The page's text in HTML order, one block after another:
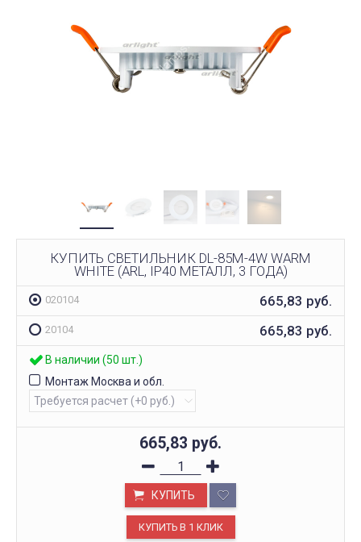
КУПИТЬ СВЕТИЛЬНИК DL-85M-4W WARM
WHITE (ARL, IP40 МЕТАЛЛ, 3 ГОДА)
020104 665,83 руб.
20104 665,83 руб.
В наличии (50 шт.)
Монтаж Москва и обл.
665,83 руб.
КУПИТЬ